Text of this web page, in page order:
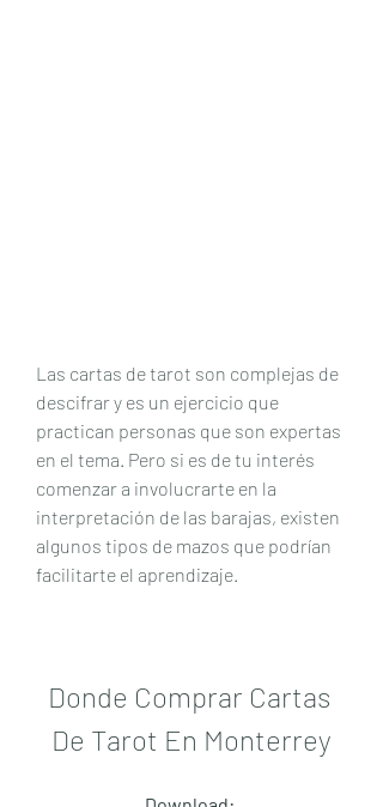
Las cartas de tarot son complejas de
descifrar y es un ejercicio que
practican personas que son expertas
en el tema. Pero si es de tu interés
comenzar a involucrarte en la
interpretación de las barajas, existen
algunos tipos de mazos que podrían
facilitarte el aprendizaje.
Donde Comprar Cartas
De Tarot En Monterrey